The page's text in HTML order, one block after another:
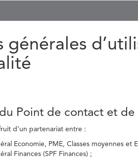
générales
Point de contact et de
d’un partenariat entre :
Economie, PME, Classes moyennes et
Finances (SPF Finances) ;